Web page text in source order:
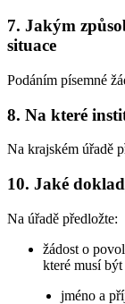
7. Jakým
situace
Podáním písemné
8. Na které
Na krajském úřadě
10. Jaké
Na úřadě předložte:
žádost o
které musí být
jméno a